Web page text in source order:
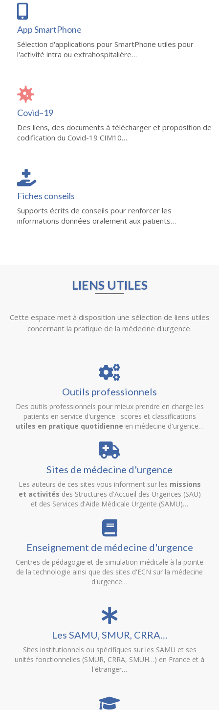
App SmartPhone
Sélection d'applications pour SmartPhone utiles pour
l'activité intra ou extrahospitalière…
Covid–19
Des liens, des documents à télécharger et proposition de
codification du Covid-19 CIM10…
Fiches conseils
Supports écrits de conseils pour renforcer les
informations données oralement aux patients…
LIENS UTILES
Cette espace met à disposition une sélection de liens utiles
concernant la pratique de la médecine d'urgence.
Outils professionnels
Des outils professionnels pour mieux prendre en charge les
patients en service d'urgence : scores et classifications
utiles en pratique quotidienne en médecine d'urgence…
Sites de médecine d'urgence
Les auteurs de ces sites vous informent sur les missions
et activités des Structures d'Accueil des Urgences (SAU)
et des Services d'Aide Médicale Urgente (SAMU)…
Enseignement de médecine d'urgence
Centres de pédagogie et de simulation médicale à la pointe
de la technologie ainsi que des sites d'ECN sur la médecine
d'urgence…
Les SAMU, SMUR, CRRA…
Sites institutionnels ou spécifiques sur les SAMU et ses
unités fonctionnelles (SMUR, CRRA, SMUH…) en France et à
l'étranger…